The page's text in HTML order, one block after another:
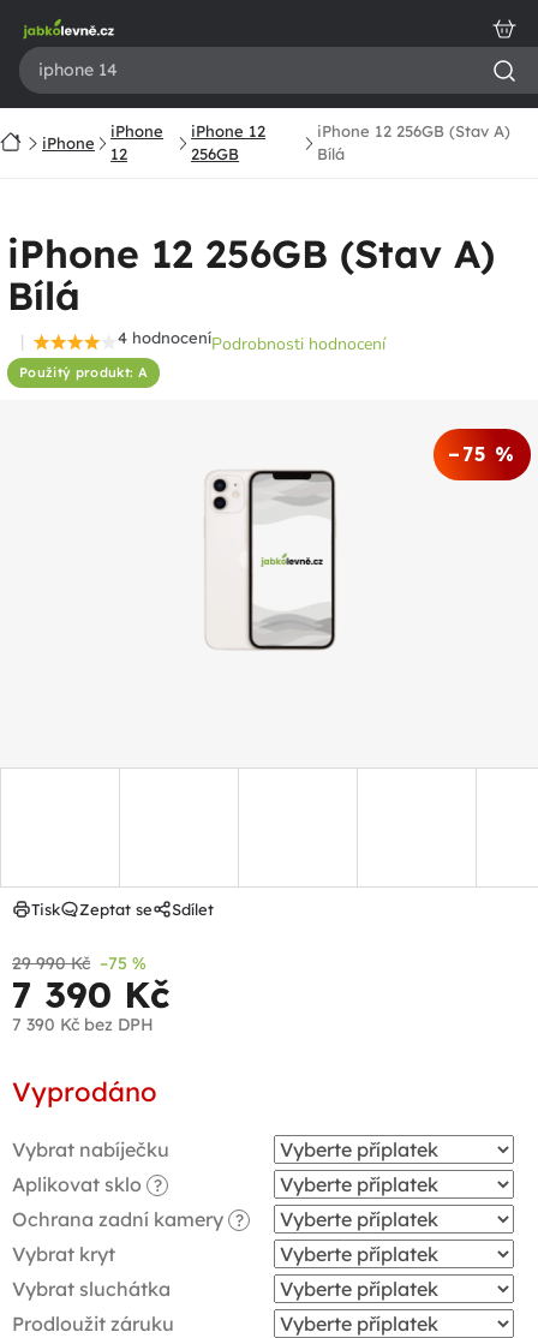
obsah
DomůiPhone
iPhone
12
iPhone 12
256GB
iPhone 12 256GB (Stav A)
Bílá
iPhone 12 256GB (Stav A)
Bílá
Použitý produkt: A
Průměrné
hodnocení
4 hodnoceníPodrobnosti hodnocení
–75 %
29 990 Kč –75 %
7 390 Kč
7 390 Kč bez DPH
cena:
Vyprodáno
Vybrat nabíječku
Aplikovat sklo
?
Ochrana zadní kamery ?
Vybrat kryt
Vybrat sluchátka
Prodloužit záruku
Tisk Zeptat se Sdílet